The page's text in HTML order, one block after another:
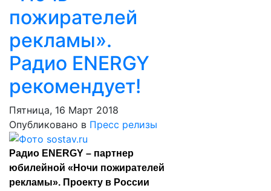
пожирателей
рекламы».
Радио ENERGY
рекомендует!
Пятница, 16 Март 2018
Опубликовано в Пресс релизы
Радио ENERGY – партнер
юбилейной «Ночи пожирателей
рекламы». Проекту в России